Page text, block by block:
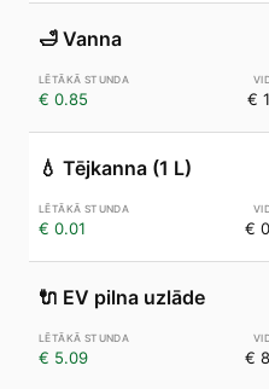
🛁 Vanna
€ 0.85 €
💧 Tējkanna (1 L)
€ 0.01 €
🔌 EV pilna uzlāde
€ 5.09 €